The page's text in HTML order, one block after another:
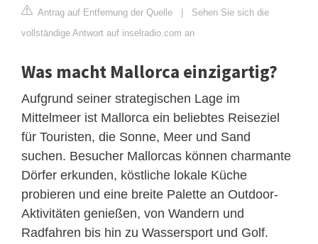
Antrag auf Entfernung der Quelle | Sehen Sie sich die
vollständige Antwort auf inselradio.com an
Was macht Mallorca einzigartig?
Aufgrund seiner strategischen Lage im
Mittelmeer ist Mallorca ein beliebtes Reiseziel
für Touristen, die Sonne, Meer und Sand
suchen. Besucher Mallorcas können charmante
Dörfer erkunden, köstliche lokale Küche
probieren und eine breite Palette an Outdoor-
Aktivitäten genießen, von Wandern und
Radfahren bis hin zu Wassersport und Golf.